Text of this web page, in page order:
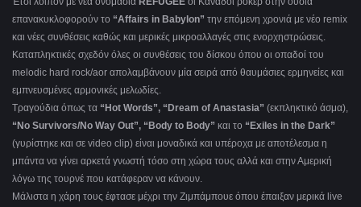
επανακυκλοφορούν το “Affairs in Babylon” την επόμενη χρονιά με νέο remix
και νέες συνθέσεις καθώς και μερικές μικροαλλαγές στις ενορχηστρώσεις.
Καταπληκτικές σχεδόν όλες οι συνθέσεις του δίσκου όπου οι οπαδοί του
melodic hard rock/aor απολαμβάνουν μία σειρά από θαυμάσιες ερμηνείες και
εμπνευσμένες αρμονικές μελωδίες.
Τραγούδια όπως τα “Hot Words”, “Dream of Anastasia” (εκπληκτικό άσμα),
“No Survivors/No Way Out”, “Body to Body” και το “Exiles in the Dark”
(γυρίστηκε και σε video clip) είναι μοναδικά και υπέροχα με αποτέλεσμα η
μπάντα να γίνει αρκετά γνωστή τόσο στη χώρα τους αλλά και στην Αμερική
λόγω της τουρνέ που κατάφεραν να κάνουν.
Μάλιστα η χάρη τους έφτασε μέχρι την Ζιμπάμπουε όπου έπαιξαν μερικά live